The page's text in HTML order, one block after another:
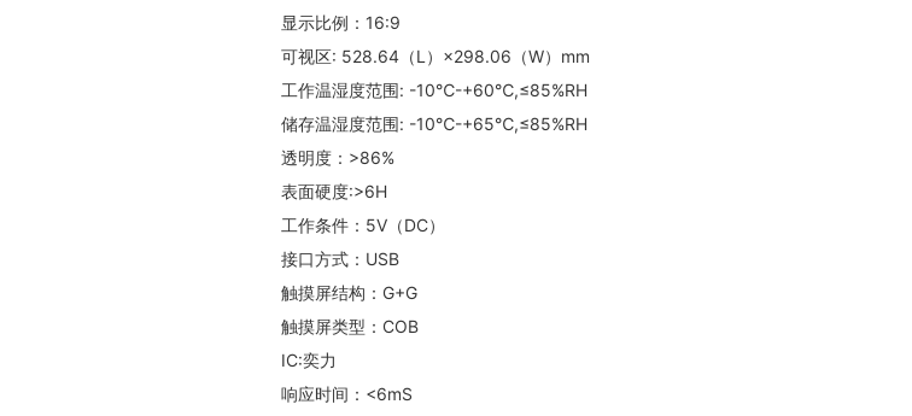
显示比例：16:9
可视区: 528.64（L）×298.06（W）mm
工作温湿度范围: -10℃-+60℃,≤85%RH
储存温湿度范围: -10℃-+65℃,≤85%RH
透明度：>86%
表面硬度:>6H
工作条件：5V（DC）
接口方式：USB
触摸屏结构：G+G
触摸屏类型：COB
IC:奕力
响应时间：<6mS